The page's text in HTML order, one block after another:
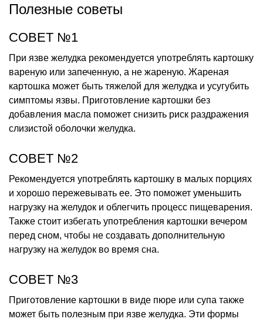
Полезные советы
СОВЕТ №1
При язве желудка рекомендуется употреблять картошку
вареную или запеченную, а не жареную. Жареная
картошка может быть тяжелой для желудка и усугубить
симптомы язвы. Приготовление картошки без
добавления масла поможет снизить риск раздражения
слизистой оболочки желудка.
СОВЕТ №2
Рекомендуется употреблять картошку в малых порциях
и хорошо пережевывать ее. Это поможет уменьшить
нагрузку на желудок и облегчить процесс пищеварения.
Также стоит избегать употребления картошки вечером
перед сном, чтобы не создавать дополнительную
нагрузку на желудок во время сна.
СОВЕТ №3
Приготовление картошки в виде пюре или супа также
может быть полезным при язве желудка. Эти формы